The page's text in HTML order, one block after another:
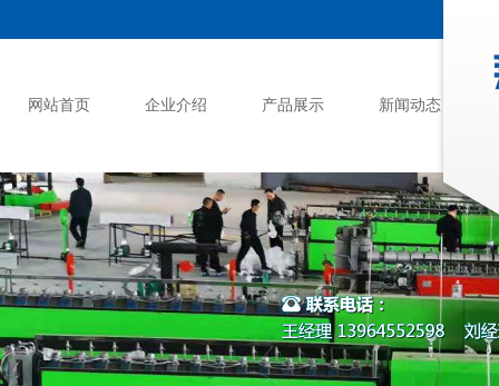
网站首页 企业介绍 产品展示 新闻动态